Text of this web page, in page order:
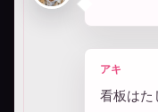
アキ
看板はた